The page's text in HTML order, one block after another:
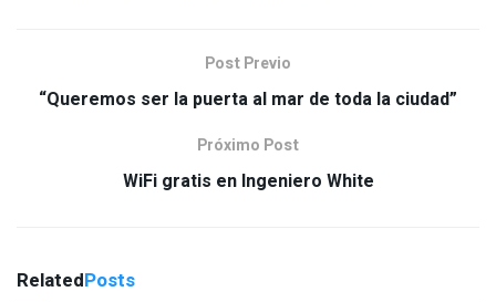
Post Previo
“Queremos ser la puerta al mar de toda la ciudad”
Próximo Post
WiFi gratis en Ingeniero White
RelatedPosts